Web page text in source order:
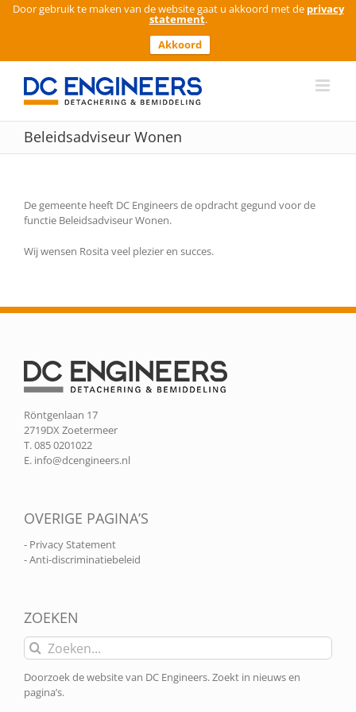
Door gebruik te maken van de website gaat u akkoord met de privacy
statement.
Akkoord
Ga
inhoud
Beleidsadviseur Wonen
De gemeente heeft DC Engineers de opdracht gegund voor de
functie Beleidsadviseur Wonen.
Wij wensen Rosita veel plezier en succes.
Röntgenlaan 17
2719DX Zoetermeer
T. 085 0201022
E. info@dcengineers.nl
OVERIGE PAGINA’S
- Privacy Statement
- Anti-discriminatiebeleid
ZOEKEN
Zoeken
naar:
Doorzoek de website van DC Engineers. Zoekt in nieuws en
pagina’s.